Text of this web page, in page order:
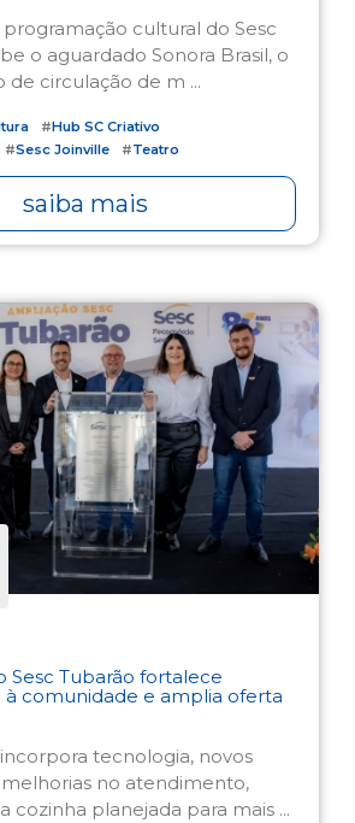
programação cultural do Sesc
o aguardado Sonora Brasil, o
de circulação de m ...
#Hub SC Criativo
#Sesc Joinville #Teatro
saiba mais
Sesc Tubarão fortalece
comunidade e amplia oferta
tecnologia, novos
no atendimento,
cozinha planejada para mais ...